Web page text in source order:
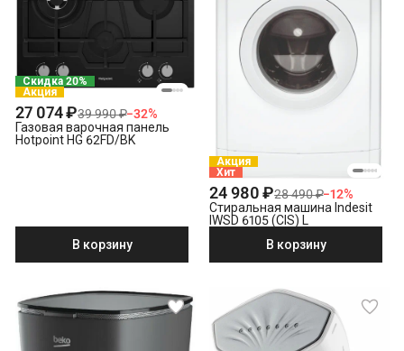
Скидка 20%
Акция
27 074 ₽39 990 ₽−32%
Газовая варочная панель
Hotpoint HG 62FD/BK
В корзину
Акция
Хит
24 980 ₽28 490 ₽−12%
Стиральная машина Indesit
IWSD 6105 (CIS) L
В корзину